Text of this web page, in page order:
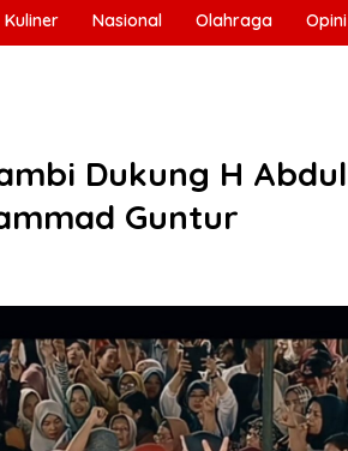
Kuliner Nasional Olahraga Opini
Dukung H Abdul
Guntur